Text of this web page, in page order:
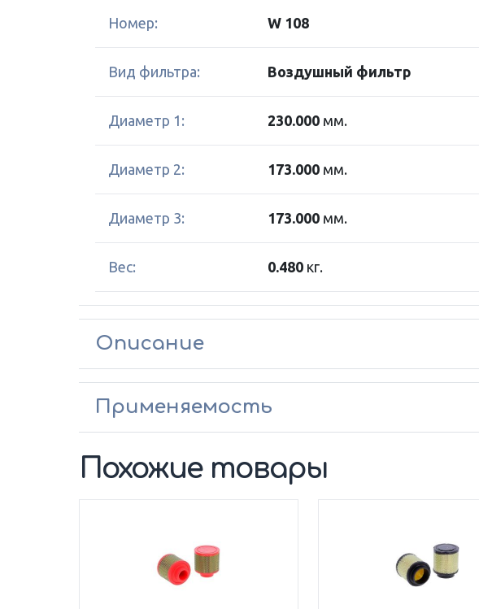
Номер: W 108
Вид фильтра: Воздушный фильтр
Диаметр 1: 230.000 мм.
Диаметр 2: 173.000 мм.
Диаметр 3: 173.000 мм.
Вес: 0.480 кг.
Описание
Применяемость
Похожие товары